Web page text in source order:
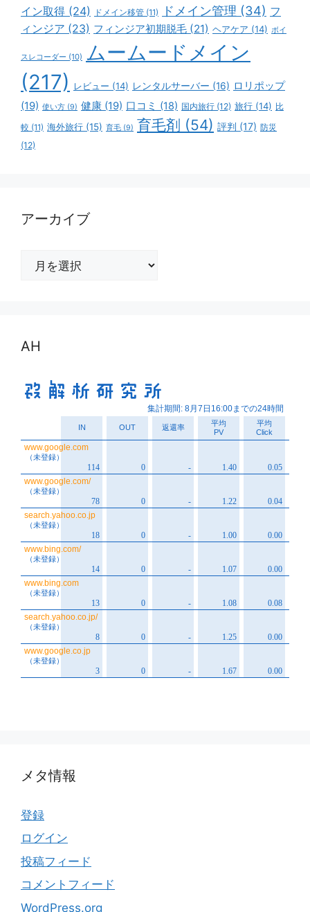
イン取得 (24) ドメイン移管 (11) ドメイン管理 (34) フ
ィンジア (23) フィンジア初期脱毛 (21) ヘアケア (14) ボイ
スレコーダー (10) ムームードメイン
(217)
レビュー (14) レンタルサーバー (16) ロリポップ
(19) 使い方 (9) 健康 (19) 口コミ (18) 国内旅行 (12) 旅行 (14) 比
較 (11) 海外旅行 (15) 育毛 (9) 育毛剤 (54) 評判 (17) 防災
(12)
アーカイブ
AH
メタ情報
登録
ログイン
投稿フィード
コメントフィード
WordPress.org